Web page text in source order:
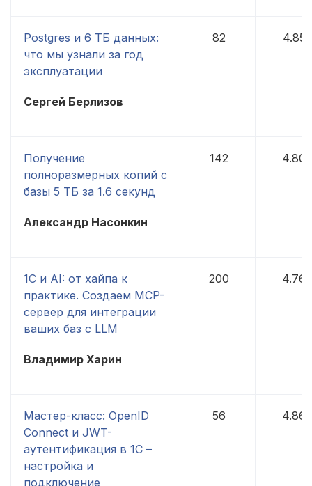
Postgres и 6 ТБ данных:
что мы узнали за год
эксплуатации
Сергей Берлизов
82 4.85
Получение
полноразмерных копий с
базы 5 ТБ за 1.6 секунд
Александр Насонкин
142 4.80
1С и AI: от хайпа к
практике. Создаем MCP-
сервер для интеграции
ваших баз с LLM
Владимир Харин
200 4.76
Мастер-класс: OpenID
Connect и JWT-
аутентификация в 1С –
настройка и
подключение
56 4.86